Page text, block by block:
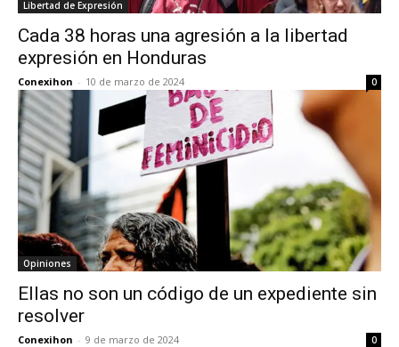
Libertad de Expresión
Cada 38 horas una agresión a la libertad
expresión en Honduras
Conexihon - 10 de marzo de 2024 0
Opiniones
Ellas no son un código de un expediente sin
resolver
Conexihon - 9 de marzo de 2024 0